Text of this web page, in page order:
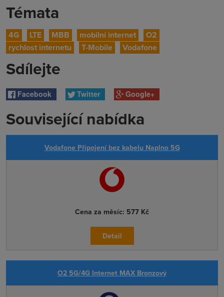
Témata
4G LTE MBB mobilní internet
O2
rychlost internetu
T-Mobile Vodafone
Sdílejte
Facebook Twitter Google+
Související nabídka
Vodafone Připojení bez kabelu Naplno 5G
Cena za měsíc: 577 Kč
Detail
O2 5G/4G Internet MAX Bronzový